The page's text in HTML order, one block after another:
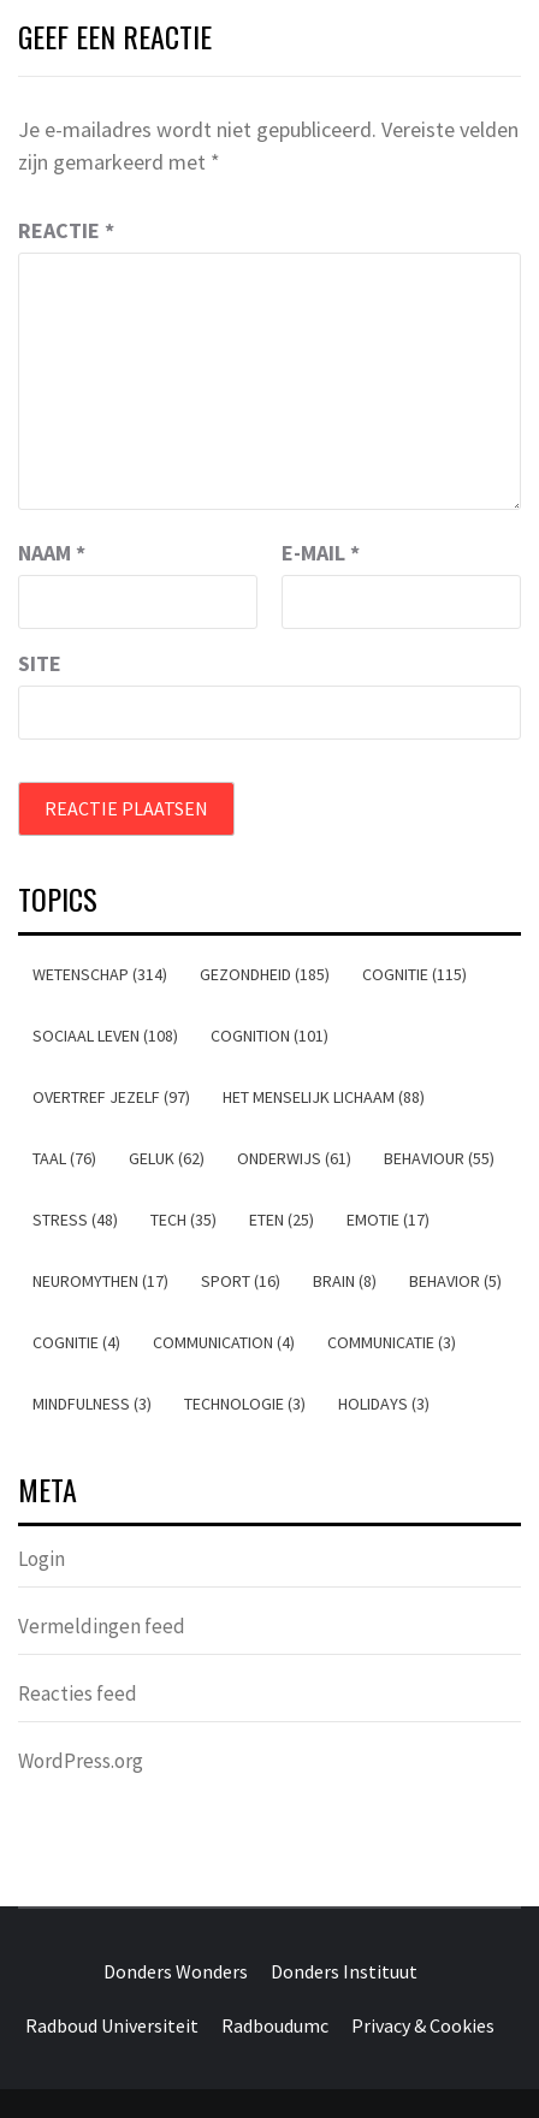
GEEF EEN REACTIE
Je e-mailadres wordt niet gepubliceerd. Vereiste velden
zijn gemarkeerd met *
REACTIE *
NAAM * E-MAIL *
SITE
TOPICS
WETENSCHAP (314) GEZONDHEID (185) COGNITIE (115)
SOCIAAL LEVEN (108) COGNITION (101)
OVERTREF JEZELF (97) HET MENSELIJK LICHAAM (88)
TAAL (76) GELUK (62) ONDERWIJS (61) BEHAVIOUR (55)
STRESS (48) TECH (35) ETEN (25) EMOTIE (17)
NEUROMYTHEN (17) SPORT (16) BRAIN (8) BEHAVIOR (5)
COGNITIE (4) COMMUNICATION (4) COMMUNICATIE (3)
MINDFULNESS (3) TECHNOLOGIE (3) HOLIDAYS (3)
META
Login
Vermeldingen feed
Reacties feed
WordPress.org
WONDERS
Donders Wonders Donders Instituut
Radboud Universiteit Radboudumc Privacy & Cookies